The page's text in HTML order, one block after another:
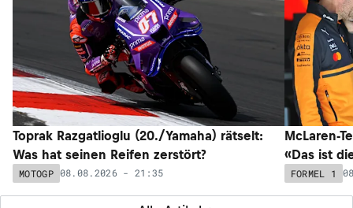
Toprak Razgatlioglu (20./Yamaha) rätselt:
Was hat seinen Reifen zerstört?
MOTOGP 08.08.2026 - 21:35
McLaren-
«Das ist
FORMEL 1